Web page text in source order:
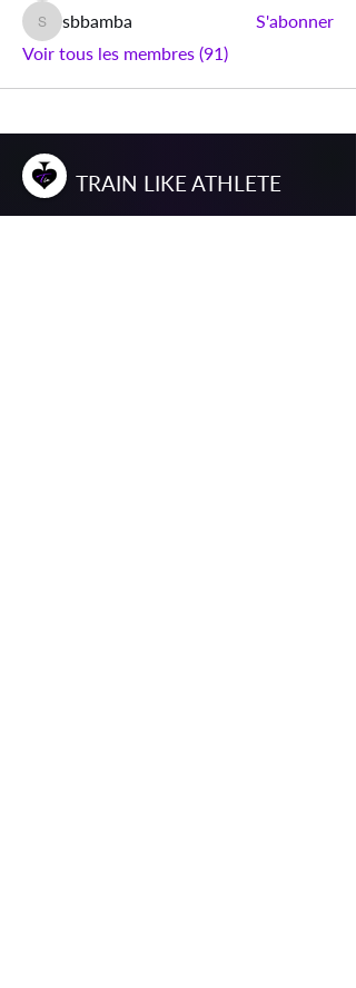
sbbamba
sbbamba
S'abonner
Voir tous les membres (91)
TRAIN L IKEATHLETE